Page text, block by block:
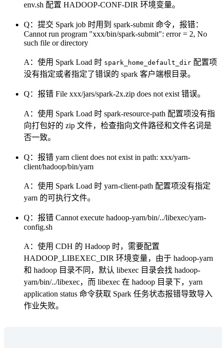
env.sh 配置 HADOOP-CONF-DIR 环境变量。
Q：提交 Spark job 时用到 spark-submit 命令，报错：
Cannot run program "xxx/bin/spark-submit": error = 2, No
such file or directory
A：使用 Spark Load 时 spark_home_default_dir 配置项
没有指定或者指定了错误的 spark 客户端根目录。
Q：报错 File xxx/jars/spark-2x.zip does not exist 错误。
A：使用 Spark Load 时 spark-resource-path 配置项没有指
向打包好的 zip 文件，检查指向文件路径和文件名词是
否一致。
Q：报错 yarn client does not exist in path: xxx/yarn-
client/hadoop/bin/yarn
A：使用 Spark Load 时 yarn-client-path 配置项没有指定
yarn 的可执行文件。
Q：报错 Cannot execute hadoop-yarn/bin/../libexec/yarn-
config.sh
A：使用 CDH 的 Hadoop 时，需要配置
HADOOP_LIBEXEC_DIR 环境变量，由于 hadoop-yarn
和 hadoop 目录不同，默认 libexec 目录会找 hadoop-
yarn/bin/../libexec，而 libexec 在 hadoop 目录下，yarn
application status 命令获取 Spark 任务状态报错导致导入
作业失败。